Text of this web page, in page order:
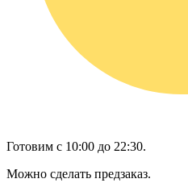
Готовим с 10:00 до 22:30.
Можно сделать предзаказ.